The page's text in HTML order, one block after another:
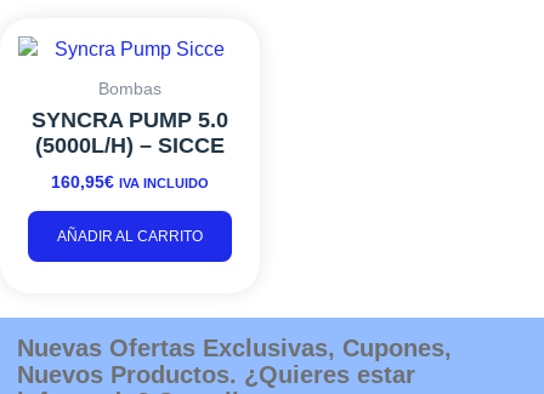
Bombas
SYNCRA PUMP 5.0
(5000L/H) – SICCE
160,95€ IVA INCLUIDO
AÑADIR AL CARRITO
Nuevas Ofertas Exclusivas, Cupones,
Nuevos Productos. ¿Quieres estar